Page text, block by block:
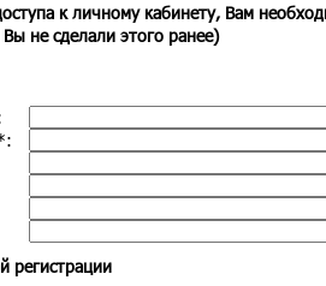
к личному кабинету, Вам
Вы не сделали этого ранее)
:
регистрации